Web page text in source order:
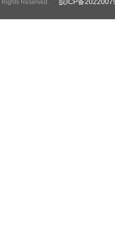
Reserved.